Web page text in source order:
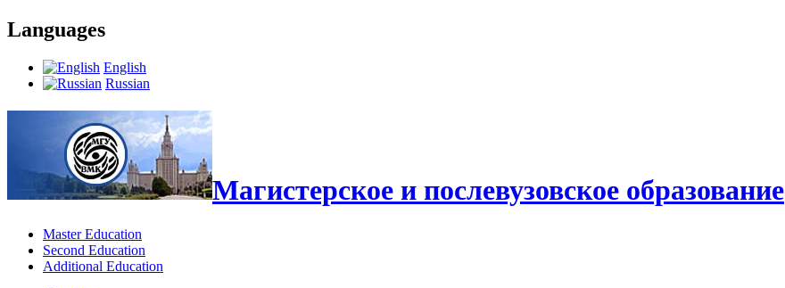
Languages
English
Russian
Магистерское и послевузовское образование
Master Education
Second Education
Additional Education